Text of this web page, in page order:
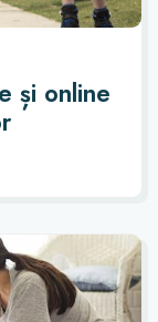
și online